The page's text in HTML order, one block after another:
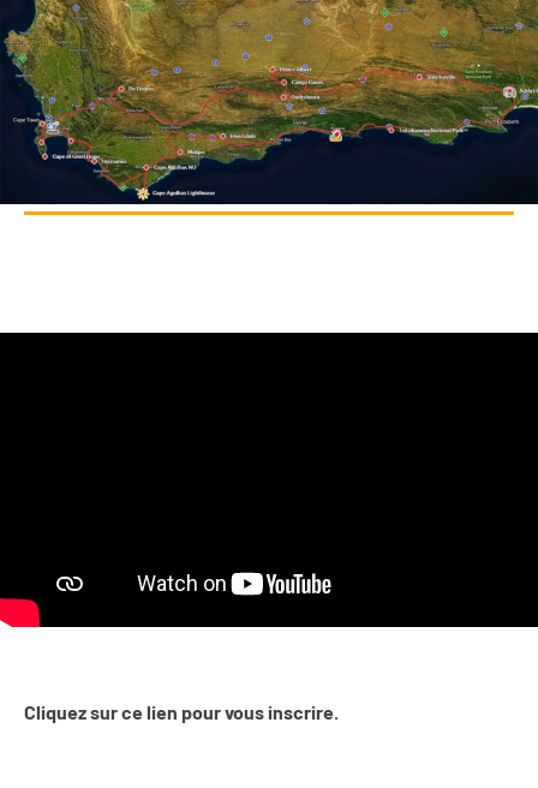
Cliquez sur ce lien pour vous inscrire.